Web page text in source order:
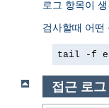
로그 항목이
검사할때 어떤
tail -f
접근 로